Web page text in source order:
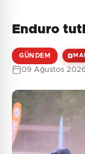
Enduro
GÜNDEM
09 Ağustos